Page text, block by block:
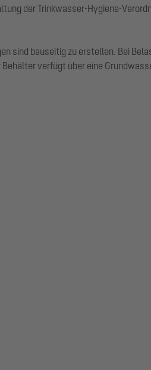
der Trinkwasser-Hygiene-
sind bauseitig zu erstellen. Bei
verfügt über eine